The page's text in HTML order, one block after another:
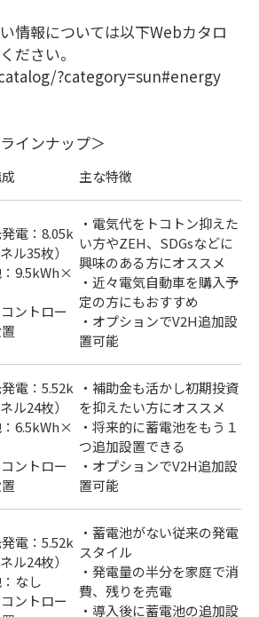
情報については以下Webカタロ
ださい。
?category=sun#energy
インナップ＞
主な特徴
電：8.05k
ル35枚）
9.5kWh×
ントロー
・電気代をトコトン抑えた
い方やZEH、SDGsなどに
興味のある方にオススメ
・近々電気自動車を購入予
定の方にもおすすめ
・オプションでV2H追加設
置可能
電：5.52k
ル24枚）
6.5kWh×
ントロー
・補助金も活かし初期投資
を抑えたい方にオススメ
・将来的に蓄電池をもう１
つ追加設置できる
・オプションでV2H追加設
置可能
電：5.52k
ル24枚）
なし
ントロー
・蓄電池がない従来の発電
スタイル
・発電量の半分を家庭で消
費、残りを売電
・導入後に蓄電池の追加設